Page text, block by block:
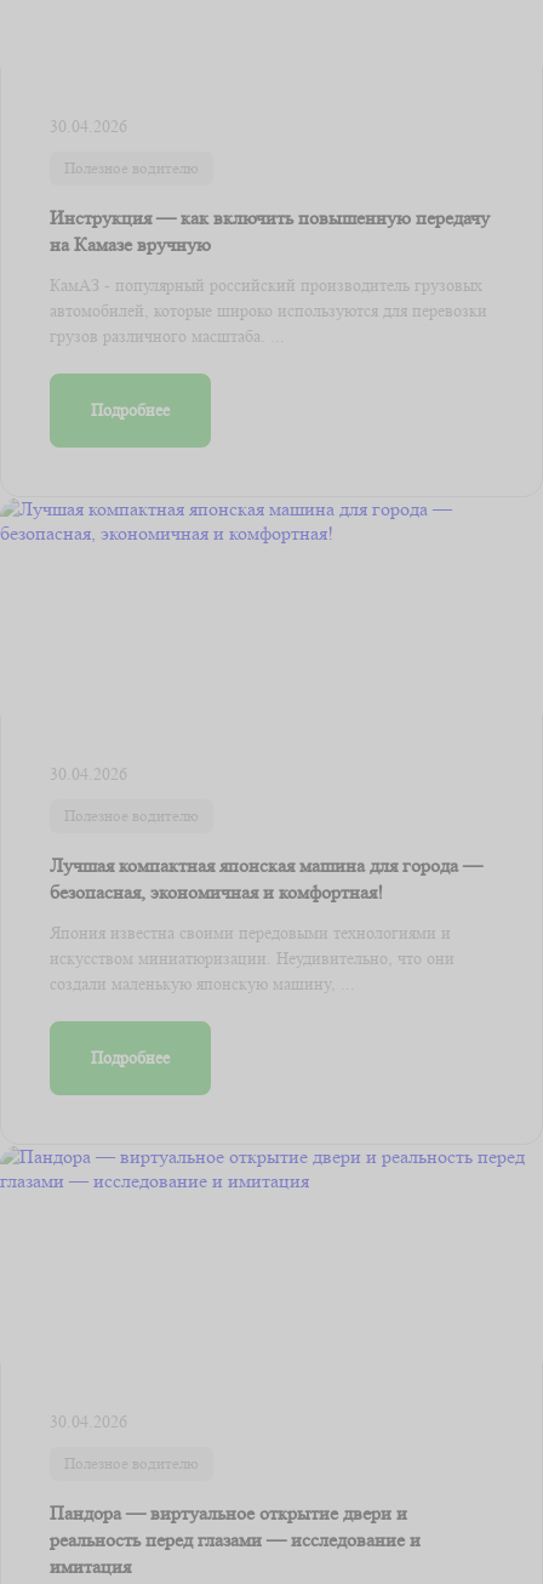
30.04.2026
Полезное водителю
Инструкция — как включить повышенную передачу
на Камазе вручную
КамАЗ - популярный российский производитель грузовых
автомобилей, которые широко используются для перевозки
грузов различного масштаба. ...
Подробнее
30.04.2026
Полезное водителю
Лучшая компактная японская машина для города —
безопасная, экономичная и комфортная!
Япония известна своими передовыми технологиями и
искусством миниатюризации. Неудивительно, что они
создали маленькую японскую машину, ...
Подробнее
30.04.2026
Полезное водителю
Пандора — виртуальное открытие двери и
реальность перед глазами — исследование и
имитация